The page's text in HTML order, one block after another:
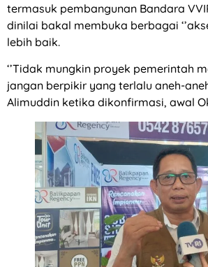
termasuk pembangunan Bandara
dinilai bakal membuka berbagai
lebih baik.
‘’Tidak mungkin proyek pemerintah
jangan berpikir yang terlalu aneh-
Alimuddin ketika dikonfirmasi, awal